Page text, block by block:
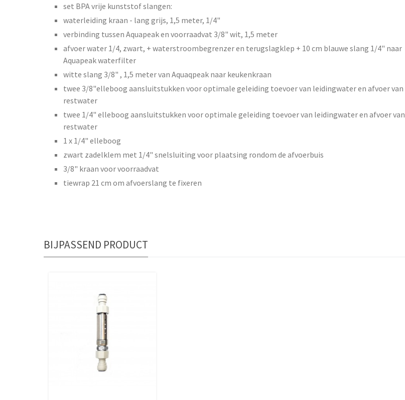
set BPA vrije kunststof slangen:
waterleiding kraan - lang grijs, 1,5 meter, 1/4"
verbinding tussen Aquapeak en voorraadvat 3/8" wit, 1,5 meter
afvoer water 1/4, zwart, + waterstroombegrenzer en terugslagklep + 10 cm blauwe slang 1/4" naar
Aquapeak waterfilter
witte slang 3/8" , 1,5 meter van Aquaqpeak naar keukenkraan
twee 3/8"elleboog aansluitstukken voor optimale geleiding toevoer van leidingwater en afvoer van
restwater
twee 1/4" elleboog aansluitstukken voor optimale geleiding toevoer van leidingwater en afvoer van
restwater
1 x 1/4" elleboog
zwart zadelklem met 1/4" snelsluiting voor plaatsing rondom de afvoerbuis
3/8" kraan voor voorraadvat
tiewrap 21 cm om afvoerslang te fixeren
BIJPASSEND PRODUCT